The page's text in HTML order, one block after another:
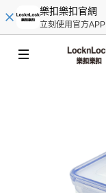
樂扣樂扣官網
立刻使用官方APP